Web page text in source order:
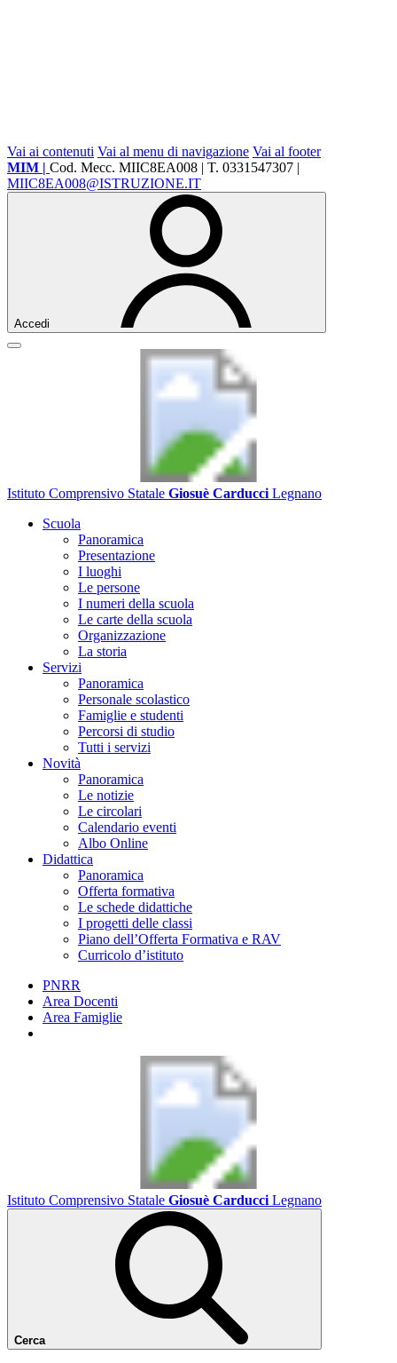
Vai ai contenuti Vai al menu di navigazione Vai al footer
MIM | Cod. Mecc. MIIC8EA008 | T. 0331547307 |
MIIC8EA008@ISTRUZIONE.IT
Accedi
Istituto Comprensivo Statale Giosuè Carducci Legnano
Scuola
Panoramica
Presentazione
I luoghi
Le persone
I numeri della scuola
Le carte della scuola
Organizzazione
La storia
Servizi
Panoramica
Personale scolastico
Famiglie e studenti
Percorsi di studio
Tutti i servizi
Novità
Panoramica
Le notizie
Le circolari
Calendario eventi
Albo Online
Didattica
Panoramica
Offerta formativa
Le schede didattiche
I progetti delle classi
Piano dell’Offerta Formativa e RAV
Curricolo d’istituto
PNRR
Area Docenti
Area Famiglie
Istituto Comprensivo Statale Giosuè Carducci Legnano
Cerca